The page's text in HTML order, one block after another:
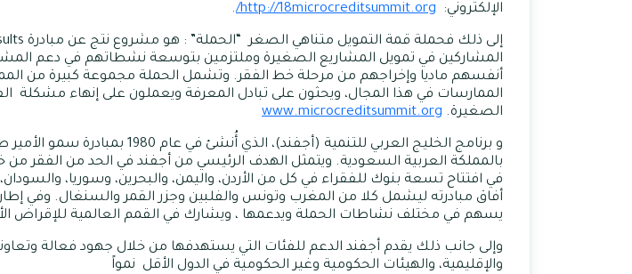
الإلكتروني: http://18microcreditsummit.org/
.
المشاركين في تمويل المشاريع الصغيرة وملتزمين بتوسعة نشطاتهم في دعم
أنفسهم ماديا وإخراجهم من مرحلة خط الفقر. وتشمل الحملة مجموعة كبيرة من
الممارسات في هذا المجال، ويحثون على تبادل المعرفة ويعملون على إنهاء مشكلة
الصغيرة. www.microcreditsummit.org
و برنامج الخليج العربي للتنمية
بالمملكة العربية السعودية. ويتمثل الهدف الرئيسي من أجفند في الحد من الفقر
في افتتاح تسعة بنوك للفقراء في كل من الأردن، واليمن، والبحرين، وسوريا،
أفاق مبادرته ليشمل كلا من المغرب وتونس والفلبين وجزر القمر والسنغال. وفي
يسهم في مختلف نشاطات الحملة ويدعمها ، ويشارك في القمم العالمية للإقراض
وإلى جانب ذلك يقدم أجفند الدعم للفئات التي يستهدفها من خلال جهود فعالة
والإقليمية، والهيئات الحكومية وغير الحكومية في الدول الأقل نمواً